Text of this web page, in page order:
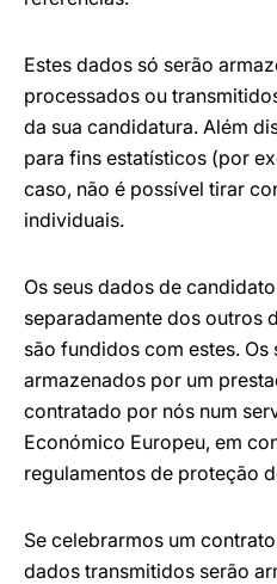
Estes dados só serão
processados ou
da sua candidatura. Além
para fins estatísticos (por
caso, não é possível tirar
individuais.
Os seus dados de
separadamente dos outros
são fundidos com estes. Os
armazenados por um
contratado por nós num
Económico Europeu, em
regulamentos de proteção
Se celebrarmos um
dados transmitidos serão